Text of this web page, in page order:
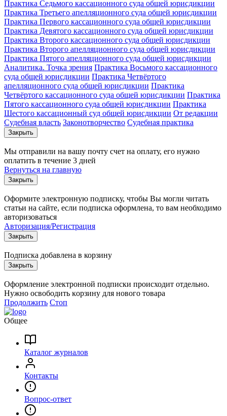
Практика Седьмого кассационного суда общей юрисдикции
Практика Третьего апелляционного суда общей юрисдикции
Практика Первого кассационного суда общей юрисдикции
Практика Девятого кассационного суда общей юрисдикции
Практика Второго кассационного суда общей юрисдикции
Практика Второго апелляционного суда общей юрисдикции
Практика Пятого апелляционного суда общей юрисдикции
Аналитика. Точка зрения Практика Восьмого кассационного
суда общей юрисдикции Практика Четвёртого
апелляционного суда общей юрисдикции Практика
Четвёртого кассационного суда общей юрисдикции Практика
Пятого кассационного суда общей юрисдикции Практика
Шестого кассационный суд общей юрисдикции От редакции
Судебная власть Законотворчество Судебная практика
Закрыть
Мы отправили на вашу почту счет на оплату, его нужно
оплатить в течение 3 дней
Вернуться на главную
Закрыть
Оформите электронную подписку, чтобы Вы могли читать
статьи на сайте, если подписка оформлена, то вам необходимо
авторизоваться
Авторизация/Регистрация
Закрыть
Подписка добавлена в корзину
Закрыть
Оформление электронной подписки происходит отдельно.
Нужно освободить ĸорзину для нового товара
Продолжить Стоп
Общее
Каталог журналов
Контакты
Вопрос-ответ